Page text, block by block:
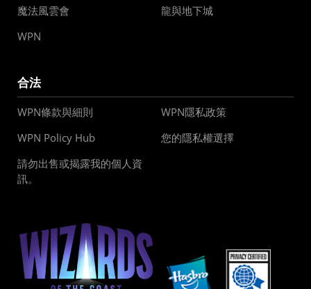
魔法風雲會
龍與地下城
WPN
合法
WPN條款與細則
WPN隱私政策
WPN Policy Hub
您的隱私權選擇
請勿出售或揭露我的個人資
訊。